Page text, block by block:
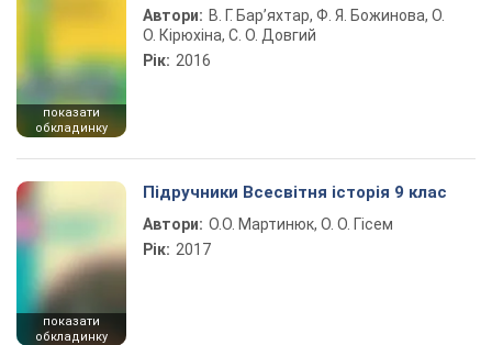
показати
обкладинку
Автори: В. Г. Бар’яхтар, Ф. Я. Божинова, О.
О. Кірюхіна, С. О. Довгий
Рік: 2016
показати
обкладинку
Підручники Всесвітня історія 9 клас
Автори: О.О. Мартинюк, О. О. Гісем
Рік: 2017